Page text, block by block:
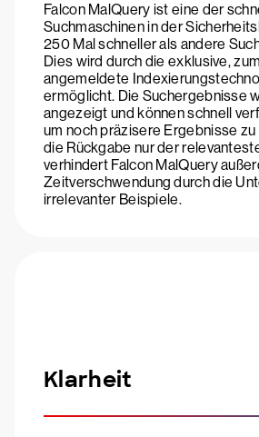
Falcon MalQuery ist eine der
Suchmaschinen in der
250 Mal schneller als andere
Dies wird durch die exklusive,
angemeldete
ermöglicht. Die Suchergebnisse
angezeigt und können schnell
um noch präzisere Ergebnisse
die Rückgabe nur der
verhindert Falcon MalQuery
Zeitverschwendung durch die
irrelevanter Beispiele.
Klarheit